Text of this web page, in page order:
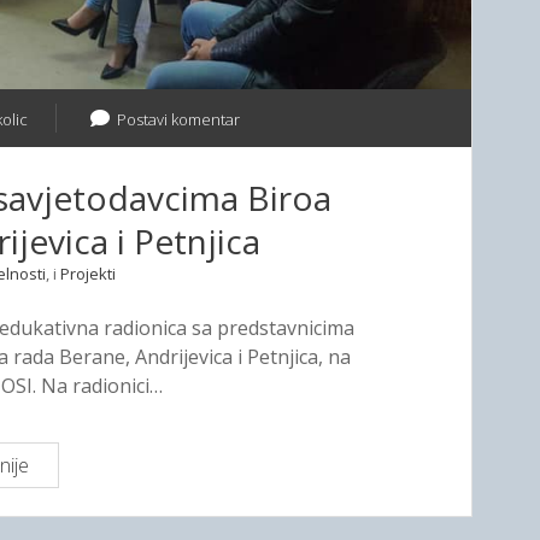
U
,
j
a
a
m
n
u
t
Postavi komentar
Biroa
i Petnjica
, i Projekti
radionica sa predstavnicima
Berane, Andrijevica i Petnjica, na
Na radionici…
d
r